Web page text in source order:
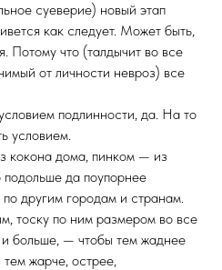
суеверие) новый этап
как следует. Может быть,
Потому что (талдычит во все
от личности невроз) все
подлинности, да. На то
условием.
кокона дома, пинком — из
да поупорнее
другим городам и странам.
тоску по ним размером во все
больше, — чтобы тем жаднее
жарче, острее,